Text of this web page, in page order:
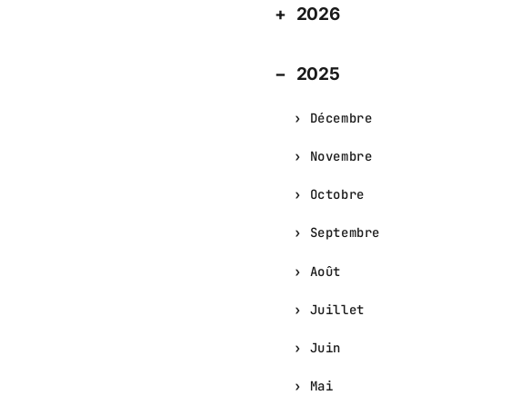
2026
2025
Décembre
Novembre
Octobre
Septembre
Août
Juillet
Juin
Mai